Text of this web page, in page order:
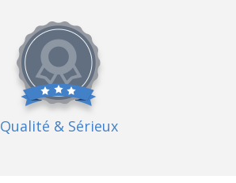
Qualité & Sérieux